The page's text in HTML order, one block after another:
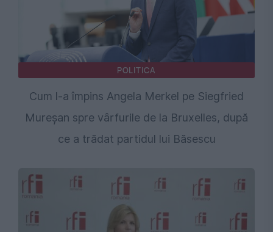
POLITICA
Cum l-a împins Angela Merkel pe Siegfried
Mureșan spre vârfurile de la Bruxelles, după
ce a trădat partidul lui Băsescu